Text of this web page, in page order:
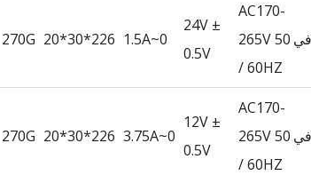
AC170-
265V 50
/ 60HZ
24V ±
0.5V
0~1.5A
226*30*20
270G
AC170-
265V 50
/ 60HZ
12V ±
0.5V
0~3.75A
226*30*20
270G